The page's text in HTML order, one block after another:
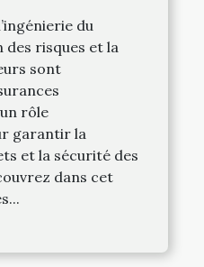
du
risques et la
sont
rôle
garantir la
et la sécurité des
dans cet